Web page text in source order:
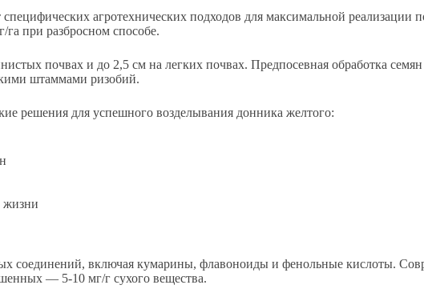
агротехнических подходов для максимальной реализации
га при разбросном способе.
почвах и до 2,5 см на легких почвах. Предпосевная обработка
штаммами ризобий.
решения для успешного возделывания донника желтого:
жизни
соединений, включая кумарины, флавоноиды и фенольные кислоты.
— 5-10 мг/г сухого вещества.